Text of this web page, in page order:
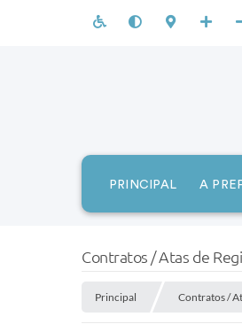
PRINCIPAL A
Contratos / Atas de
Principal Contratos /